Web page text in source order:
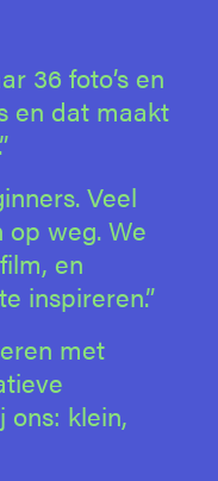
36 foto’s en
en dat maakt
Veel
weg. We
en
inspireren.”
met
ons: klein,